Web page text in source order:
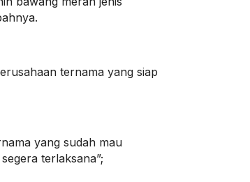
ternama yang siap
yang sudah mau
terlaksana”;